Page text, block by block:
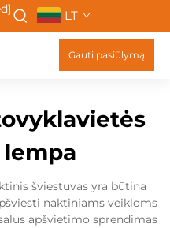
LT
Gauti pasiūlymą
šviestuvas yra būtina
naktiniams veikloms
apšvietimo sprendimas